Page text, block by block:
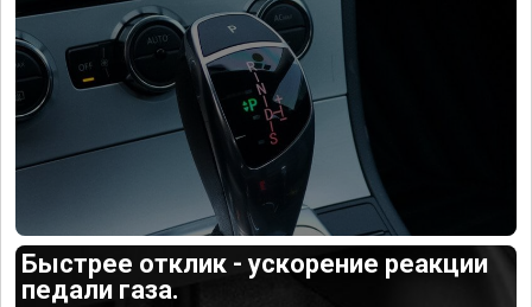
Быстрее отклик - ускорение реакции
педали газа.